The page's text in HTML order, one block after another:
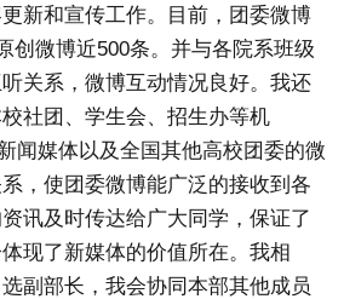
新和宣传工作。目前，团委微博
创微博近500条。并与各院系班级
关系，微博互动情况良好。我还
社团、学生会、招生办等机
闻媒体以及全国其他高校团委的微
，使团委微博能广泛的接收到各
讯及时传达给广大同学，保证了
现了新媒体的价值所在。我相
副部长，我会协同本部其他成员